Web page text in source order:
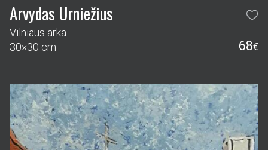
Arvydas Urniežius
Vilniaus arka
30×30 cm
68€